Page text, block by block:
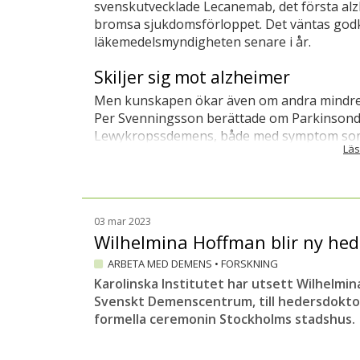
svenskutvecklade Lecanemab, det första
bromsa sjukdomsförloppet. Det väntas
läkemedelsmyndigheten senare i år.
Skiljer sig mot alzheimer
Men kunskapen ökar även om andra
Per Svenningsson berättade om
Lewykropssdemens, både med symptom
alzheimer. Frontallobsdemens (FTD) är en
antingen beteendeförändringar eller
Inom ramen förSwedish FTD Initiative
bromsa sjukdomsförloppet vid FTD.
sjukdomens starka ärftliga koppling. Man
drabbas av FTD bär på en sjuklig
Hoppfull forskning
Även om botemedel mot
forskning som tyder på att de går att
Matton lyfte fram FINGER-studien som
03 mar 2023
Wilhelmina Hoffman blir ny
ARBETA MED DEMENS • FORSKNING
Karolinska Institutet har utsett
Svenskt Demenscentrum, till
formella ceremonin Stockholms stadshus.